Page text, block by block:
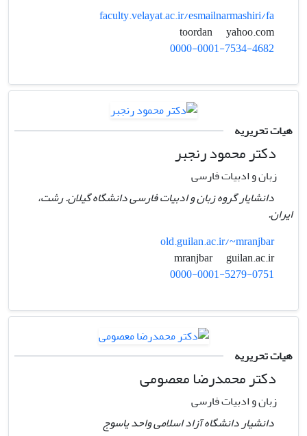
faculty.velayat.ac.ir/esmailnarmashiri/fa
yahoo.com
0000-0001-7534-4682
هیات تحریریه
دکتر محمود رنجبر
زبان و ادبیات فارسی
دانشایار گروه زبان و ادبیات فارسی دانشگاه گیلان. رشت،
ایران.
old.guilan.ac.ir/~mranjbar
mranjbar
guilan.ac.ir
0000-0001-5279-0751
هیات تحریریه
دکتر محمدرضا معصومی
زبان و ادبیات فارسی
دانشیار دانشگاه آزاد اسلامی واحد یاسوج